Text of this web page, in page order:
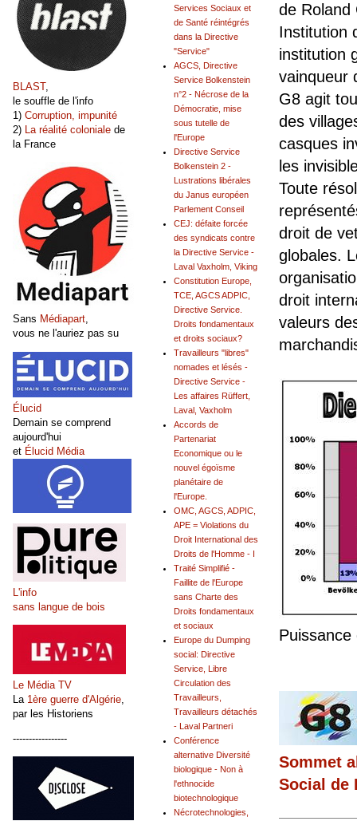
de Roland
Institution
institution
vainqueur
G8 agit
des
casques
les
Toute
droit de
globales.
droit
valeurs
Sommet
Social de
Services Sociaux et
de Santé réintégrés
dans la Directive
"Service"
AGCS, Directive
Service Bolkenstein
n°2 - Nécrose de la
Démocratie, mise
sous tutelle de
l'Europe
Directive Service
Bolkenstein 2 -
Lustrations libérales
du Janus européen
Parlement Conseil
CEJ: défaite forcée
des syndicats contre
la Directive Service -
Laval Vaxholm, Viking
Constitution Europe,
TCE, AGCS ADPIC,
Directive Service.
Droits fondamentaux
et droits sociaux?
Travailleurs "libres"
nomades et lésés -
Directive Service -
Les affaires Rüffert,
Laval, Vaxholm
Accords de
Partenariat
Economique ou le
nouvel égoïsme
planétaire de
l'Europe.
OMC, AGCS, ADPIC,
APE = Violations du
Droit International des
Droits de l'Homme - I
Traité Simplifié -
Faillite de l'Europe
sans Charte des
Droits fondamentaux
et sociaux
Europe du Dumping
social: Directive
Service, Libre
Circulation des
Travailleurs,
Travailleurs détachés
- Laval Partneri
Conférence
alternative Diversité
biologique - Non à
l'ethnocide
biotechnologique
Nécrotechnologies,
BLAST,
le souffle de l'info
1) Corruption, impunité
2) La réalité coloniale de
la France
Sans Médiapart,
vous ne l'auriez pas su
Élucid
Demain se comprend
aujourd'hui
et Élucid Média
L'info
sans langue de bois
Le Média TV
La 1ère guerre d'Algérie
par les Historiens
-----------------